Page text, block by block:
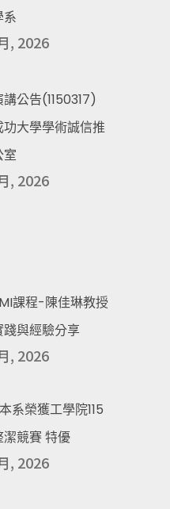
系
, 2026
公告(1150317)
功大學學術誠信推
室
, 2026
課程-陳佳琳教授
踐與經驗分享
, 2026
系榮獲工學院115
潔競賽 特優
, 2026